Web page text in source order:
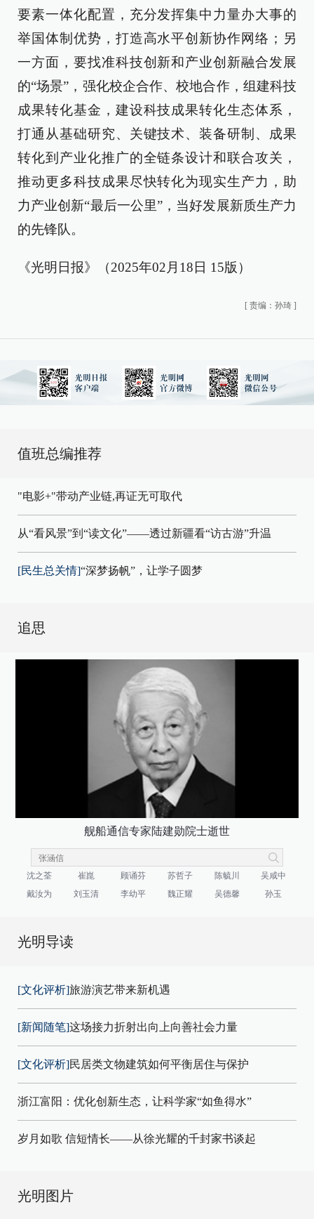
要素一体化配置，充分发挥集中力量办大事的
举国体制优势，打造高水平创新协作网络；另
一方面，要找准科技创新和产业创新融合发展
的“场景”，强化校企合作、校地合作，组建科技
成果转化基金，建设科技成果转化生态体系，
打通从基础研究、关键技术、装备研制、成果
转化到产业化推广的全链条设计和联合攻关，
推动更多科技成果尽快转化为现实生产力，助
力产业创新“最后一公里”，当好发展新质生产力
的先锋队。
《光明日报》（2025年02月18日 15版）
[ 责编：孙琦 ]
值班总编推荐
"电影+"带动产业链,再证无可取代
从“看风景”到“读文化”——透过新疆看“访古游”升温
[民生总关情]“深梦扬帆”，让学子圆梦
追思
舰船通信专家陆建勋院士逝世
沈之荃 崔崑 顾诵芬 苏哲子 陈毓川
吴咸中
戴汝为
刘玉清 李幼平 魏正耀 吴德馨 孙玉
光明导读
[文化评析]旅游演艺带来新机遇
[新闻随笔]这场接力折射出向上向善社会力量
[文化评析] 民居类文物建筑如何平衡居住与保护
浙江富阳：优化创新生态，让科学家“如鱼得水”
岁月如歌 信短情长——从徐光耀的千封家书谈起
光明图片